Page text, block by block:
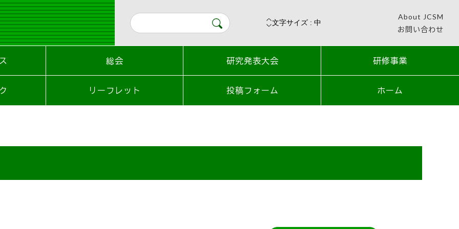
About JCSM
お問い合わせ
総会 研究発表大会 研修事業
リーフレット 投稿フォーム ホーム